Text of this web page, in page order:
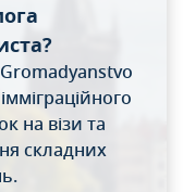
на візи та
складних